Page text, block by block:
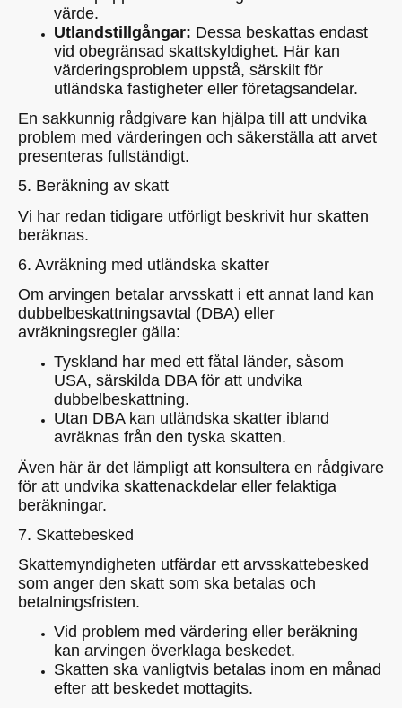
värde.
Utlandstillgångar: Dessa beskattas endast
vid obegränsad skattskyldighet. Här kan
värderingsproblem uppstå, särskilt för
utländska fastigheter eller företagsandelar.
En sakkunnig rådgivare kan hjälpa till att undvika
problem med värderingen och säkerställa att arvet
presenteras fullständigt.
5. Beräkning av skatt
Vi har redan tidigare utförligt beskrivit hur skatten
beräknas.
6. Avräkning med utländska skatter
Om arvingen betalar arvsskatt i ett annat land kan
dubbelbeskattningsavtal (DBA) eller
avräkningsregler gälla:
Tyskland har med ett fåtal länder, såsom
USA, särskilda DBA för att undvika
dubbelbeskattning.
Utan DBA kan utländska skatter ibland
avräknas från den tyska skatten.
Även här är det lämpligt att konsultera en rådgivare
för att undvika skattenackdelar eller felaktiga
beräkningar.
7. Skattebesked
Skattemyndigheten utfärdar ett arvsskattebesked
som anger den skatt som ska betalas och
betalningsfristen.
Vid problem med värdering eller beräkning
kan arvingen överklaga beskedet.
Skatten ska vanligtvis betalas inom en månad
efter att beskedet mottagits.